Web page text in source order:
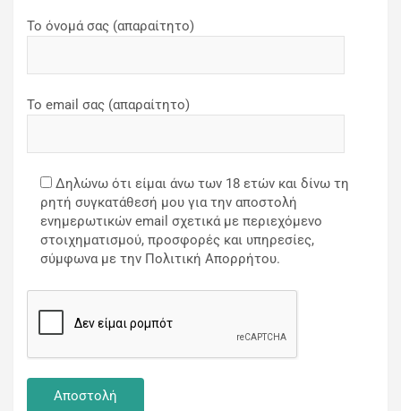
Το όνομά σας (απαραίτητο)
Το email σας (απαραίτητο)
Δηλώνω ότι είμαι άνω των 18 ετών και δίνω τη
ρητή συγκατάθεσή μου για την αποστολή
ενημερωτικών email σχετικά με περιεχόμενο
στοιχηματισμού, προσφορές και υπηρεσίες,
σύμφωνα με την Πολιτική Απορρήτου.